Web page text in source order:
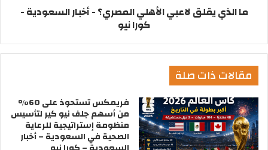
ما الذي يقلق لاعبي الأهلي المصري؟ - أخبار السعودية -
كورا نيو
مقالات ذات صلة
فريمكس تستحوذ على 60%
من أسهم جلف نيو كير لتأسيس
منظومة إستراتيجية للرعاية
الصحية في السعودية – أخبار